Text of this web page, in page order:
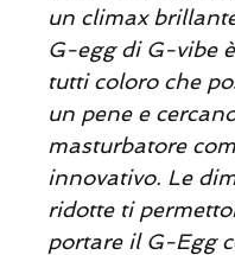
un climax
G-egg di G-vibe
tutti coloro che
un pene e
masturbatore
innovativo. Le
ridotte ti
portare il G-Egg